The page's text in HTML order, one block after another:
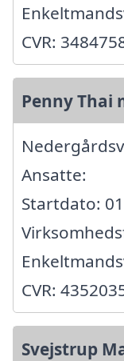
CVR:
Penny Thai
Ansatte:
Startdato:
CVR:
Svejstrup